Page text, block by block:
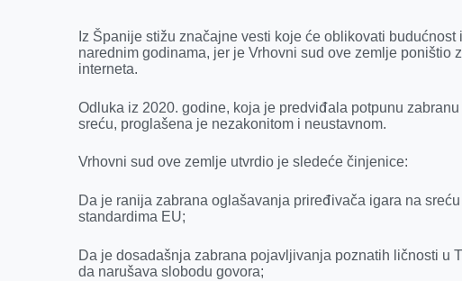
Iz Španije stižu značajne vesti koje će oblikovati
narednim godinama, jer je Vrhovni sud ove zemlje poništio
interneta.
Odluka iz 2020. godine, koja je predviđala potpunu
sreću, proglašena je nezakonitom i neustavnom.
Vrhovni sud ove zemlje utvrdio je sledeće činjenice:
Da je ranija zabrana oglašavanja priređivača igara na
standardima EU;
Da je dosadašnja zabrana pojavljivanja poznatih ličnosti u
da narušava slobodu govora;